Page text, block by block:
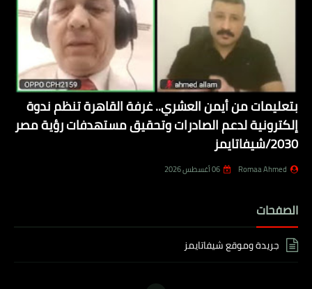
بتعليمات من أيمن العشري.. غرفة القاهرة تنظم ندوة
إلكترونية لدعم الصادرات وتحقيق مستهدفات رؤية مصر
2030/شيفاتايمز
Romaa Ahmed 06 أغسطس 2026
الصفحات
جريدة وموقع شيفاتايمز